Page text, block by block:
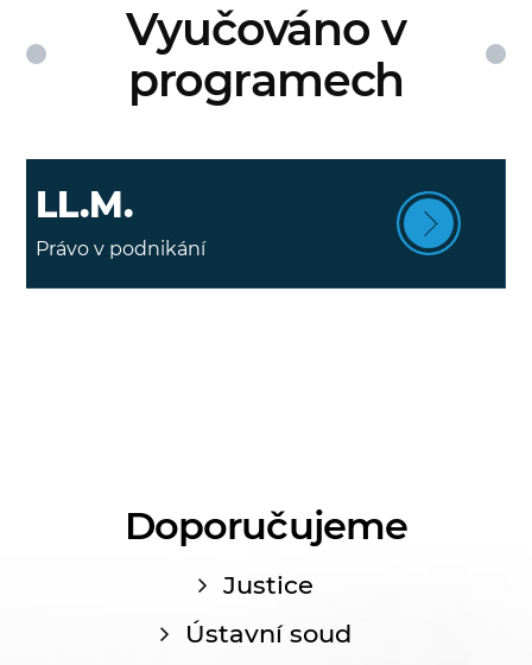
Vyučováno v
programech
LL.M.
Právo v podnikání
Doporučujeme
Justice
Ústavní soud